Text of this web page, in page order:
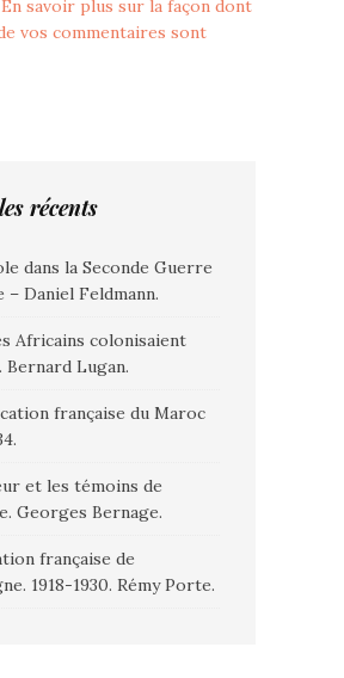
En savoir plus sur la façon dont
vos commentaires sont
récents
dans la Seconde Guerre
– Daniel Feldmann.
Africains colonisaient
Bernard Lugan.
française du Maroc
et les témoins de
Georges Bernage.
française de
1918-1930. Rémy Porte.